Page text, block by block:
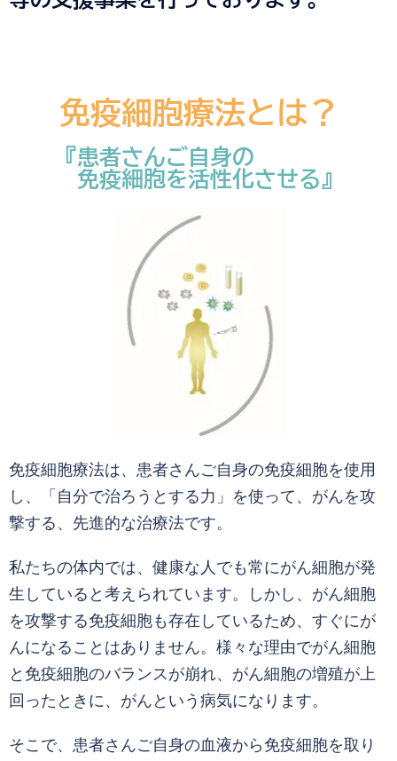
免疫細胞療法とは？
『患者さんご自身の
免疫細胞を活性化させる』
免疫細胞療法は、患者さんご自身の免疫細胞を使用
し、「自分で治ろうとする力」を使って、がんを攻
撃する、先進的な治療法です。
私たちの体内では、健康な人でも常にがん細胞が発
生していると考えられています。しかし、がん細胞
を攻撃する免疫細胞も存在しているため、すぐにが
んになることはありません。 様々な理由でがん細胞
と免疫細胞のバランスが崩れ、がん細胞の増殖が上
回ったときに、がんという病気になります。
そこで、患者さんご自身の血液から免疫細胞を取り